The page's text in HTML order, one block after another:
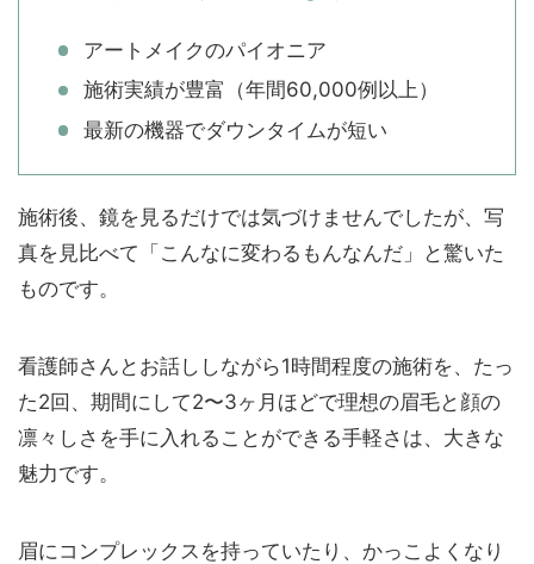
アートメイクのパイオニア
施術実績が豊富（年間60,000例以上）
最新の機器でダウンタイムが短い
施術後、鏡を見るだけでは気づけませんでしたが、写
真を見比べて「こんなに変わるもんなんだ」と驚いた
ものです。
看護師さんとお話ししながら1時間程度の施術を、たっ
た2回、期間にして2〜3ヶ月ほどで理想の眉毛と顔の
凛々しさを手に入れることができる手軽さは、大きな
魅力です。
眉にコンプレックスを持っていたり、かっこよくなり